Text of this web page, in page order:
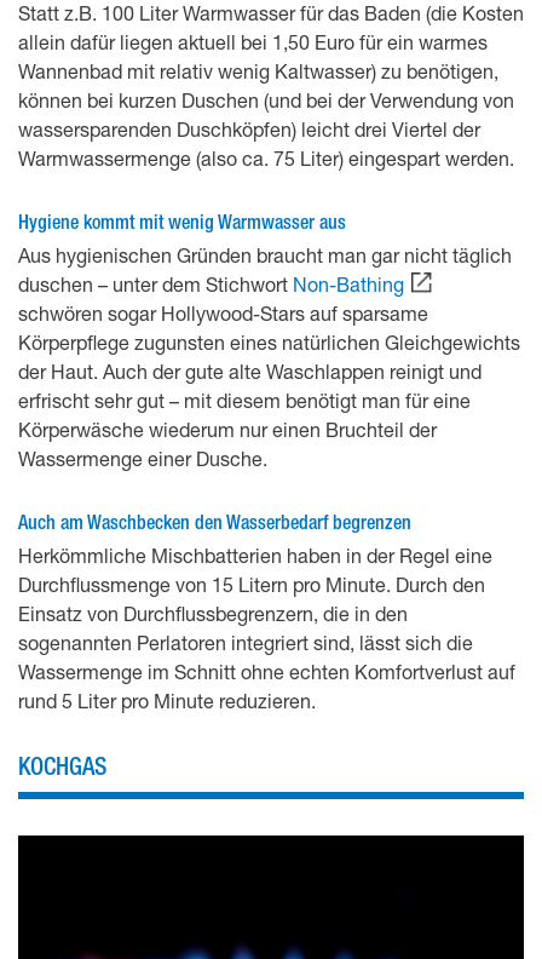
Statt z.B. 100 Liter Warmwasser für das Baden (die Kosten
allein dafür liegen aktuell bei 1,50 Euro für ein warmes
Wannenbad mit relativ wenig Kaltwasser) zu benötigen,
können bei kurzen Duschen (und bei der Verwendung von
wassersparenden Duschköpfen) leicht drei Viertel der
Warmwassermenge (also ca. 75 Liter) eingespart werden.
Hygiene kommt mit wenig Warmwasser aus
Aus hygienischen Gründen braucht man gar nicht täglich
duschen – unter dem Stichwort Non-Bathing
schwören sogar Hollywood-Stars auf sparsame
Körperpflege zugunsten eines natürlichen Gleichgewichts
der Haut. Auch der gute alte Waschlappen reinigt und
erfrischt sehr gut – mit diesem benötigt man für eine
Körperwäsche wiederum nur einen Bruchteil der
Wassermenge einer Dusche.
Auch am Waschbecken den Wasserbedarf begrenzen
Herkömmliche Mischbatterien haben in der Regel eine
Durchflussmenge von 15 Litern pro Minute. Durch den
Einsatz von Durchflussbegrenzern, die in den
sogenannten Perlatoren integriert sind, lässt sich die
Wassermenge im Schnitt ohne echten Komfortverlust auf
rund 5 Liter pro Minute reduzieren.
KOCHGAS